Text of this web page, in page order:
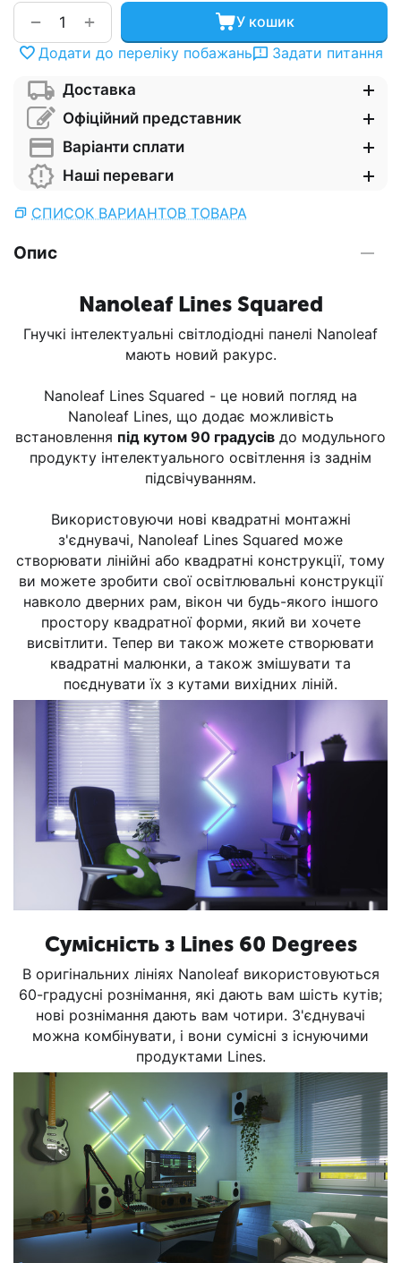
+
−
У кошик
Додати до переліку побажань
Задати питання
Доставка
Офіційний представник
Варіанти сплати
Наші переваги
СПИСОК ВАРИАНТОВ ТОВАРА
Опис
Nanoleaf Lines Squared
Гнучкі інтелектуальні світлодіодні панелі Nanoleaf
мають новий ракурс.
Nanoleaf Lines Squared - це новий погляд на
Nanoleaf Lines, що додає можливість
встановлення під кутом 90 градусів до модульного
продукту інтелектуального освітлення із заднім
підсвічуванням.
Використовуючи нові квадратні монтажні
з'єднувачі, Nanoleaf Lines Squared може
створювати лінійні або квадратні конструкції, тому
ви можете зробити свої освітлювальні конструкції
навколо дверних рам, вікон чи будь-якого іншого
простору квадратної форми, який ви хочете
висвітлити. Тепер ви також можете створювати
квадратні малюнки, а також змішувати та
поєднувати їх з кутами вихідних ліній.
Сумісність з Lines 60 Degrees
В оригінальних лініях Nanoleaf використовуються
60-градусні рознімання, які дають вам шість кутів;
нові рознімання дають вам чотири. З'єднувачі
можна комбінувати, і вони сумісні з існуючими
продуктами Lines.